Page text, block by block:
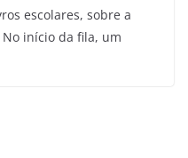
escolares, sobre a
início da fila, um